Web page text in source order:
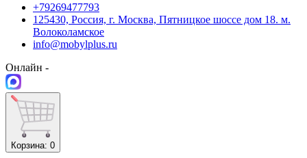
+79269477793
125430, Россия, г. Москва, Пятницкое шоссе дом 18. м.
Волоколамское
info@mobylplus.ru
Онлайн -
Корзина: 0